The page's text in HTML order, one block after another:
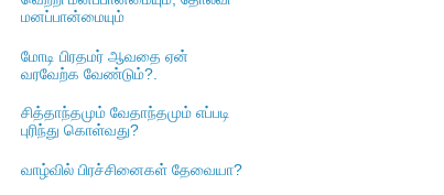
மனப்பான்மையும்
மோடி பிரதமர் ஆவதை ஏன்
வரவேற்க வேண்டும்?.
சித்தாந்தமும் வேதாந்தமும் எப்படி
புரிந்து கொள்வது?
வாழ்வில் பிரச்சினைகள் தேவையா?